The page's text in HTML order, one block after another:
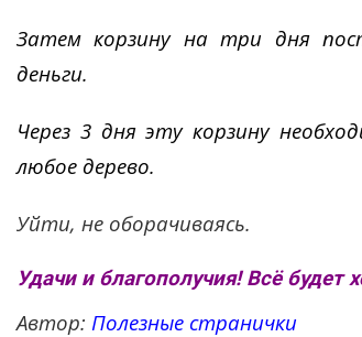
Затем корзину на три дня
деньги.
Через 3 дня эту корзину
любое дерево.
Уйти, не оборачиваясь.
Удачи и благополучия! Всё будет
Автор: Полезные странички